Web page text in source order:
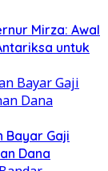
Mirza: Awal
untuk
Bayar Gaji
Dana